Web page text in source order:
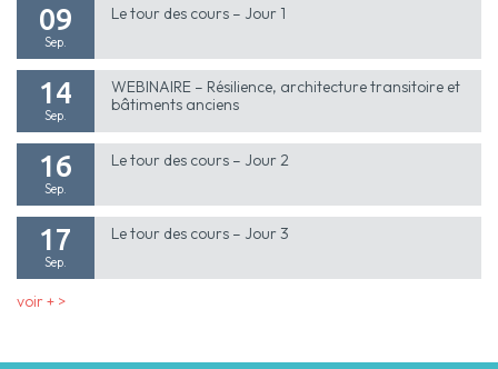
09
Sep.
Le tour des cours – Jour 1
14
Sep.
WEBINAIRE – Résilience, architecture transitoire et
bâtiments anciens
16
Sep.
Le tour des cours – Jour 2
17
Sep.
Le tour des cours – Jour 3
voir + >